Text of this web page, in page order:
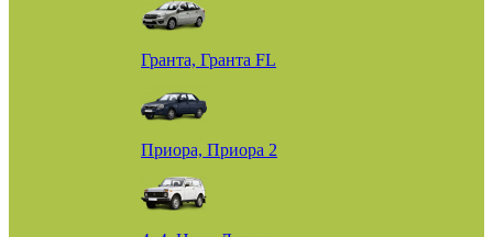
Гранта, Гранта FL
Приора, Приора 2